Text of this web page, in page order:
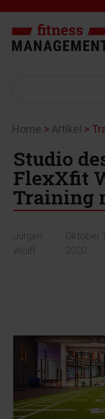
Home > Artikel >
Studio
FlexXfit
Training
Jürgen
Wolff
Oktober
2020